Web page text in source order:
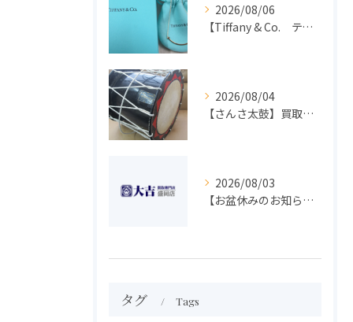
2026/08/06
【Tiffany & Co. ティファニー】買取 大吉盛岡店 アクセサリー買取しました！！
2026/08/04
【さんさ太鼓】買取 大吉盛岡店 楽器 買取します！！
2026/08/03
【お盆休みのお知らせ】買取専門 大吉 盛岡店
タグ Tags